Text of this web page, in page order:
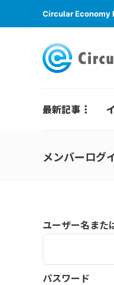
Circular Economy
最新記事
メンバーログ
ユーザー名また
パスワード